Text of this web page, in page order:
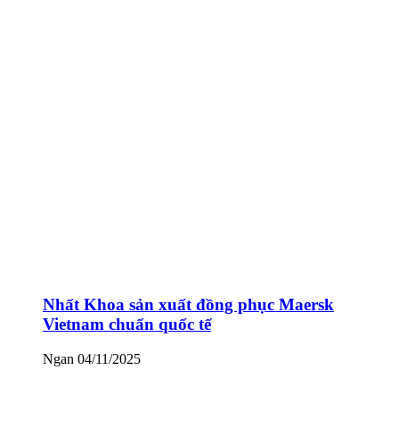
Nhất Khoa sản xuất đồng phục Maersk
Vietnam chuẩn quốc tế
Ngan 04/11/2025